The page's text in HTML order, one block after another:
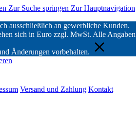
Zur Suche springen Zur Hauptnavigation
ausschließlich an gewerbliche Kunden.
sich in Euro zzgl. MwSt. Alle Angaben
Änderungen vorbehalten.
Versand und Zahlung Kontakt